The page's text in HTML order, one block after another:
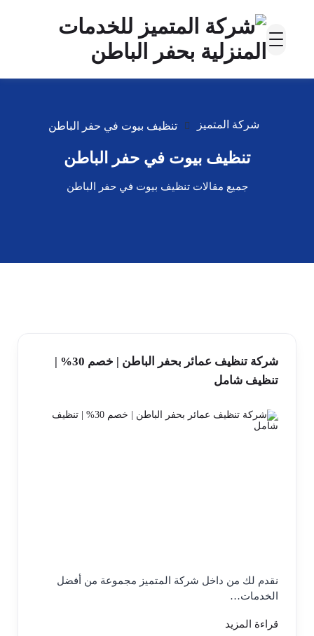
شركة المتميز تنظيف بيوت في حفر الباطن
تنظيف بيوت في حفر الباطن
جميع مقالات تنظيف بيوت في حفر الباطن
شركة تنظيف عمائر بحفر الباطن | خصم 30% |
تنظيف شامل
نقدم لك من داخل شركة المتميز مجموعة من أفضل
الخدمات…
قراءة المزيد